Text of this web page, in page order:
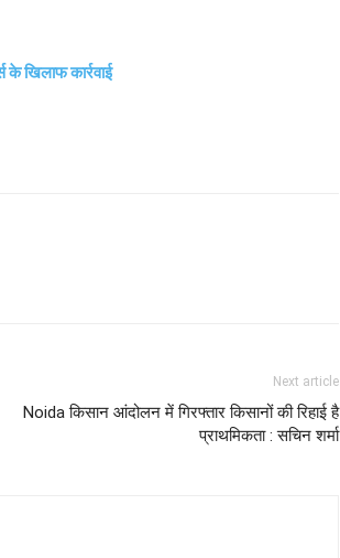
खिलाफ कार्रवाई
Next article
Noida किसान आंदोलन में गिरफ्तार किसानों की रिहाई है
प्राथमिकता : सचिन शर्मा